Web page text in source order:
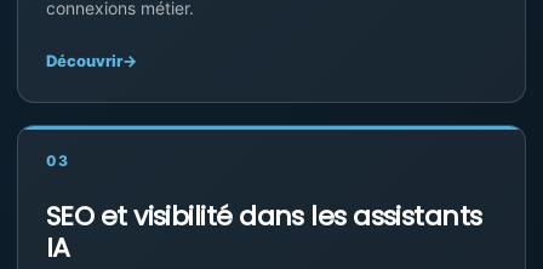
connexions métier.
Découvrir→
03
SEO et visibilité dans les assistants
IA